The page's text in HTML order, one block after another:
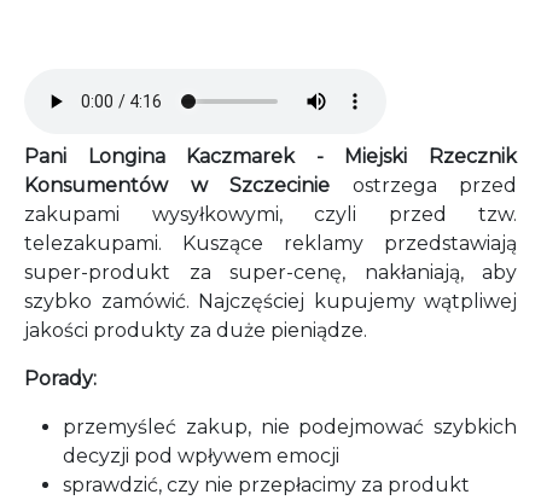
Pani Longina Kaczmarek - Miejski Rzecznik
Konsumentów w Szczecinie ostrzega przed
zakupami wysyłkowymi, czyli przed tzw.
telezakupami. Kuszące reklamy przedstawiają
super-produkt za super-cenę, nakłaniają, aby
szybko zamówić. Najczęściej kupujemy wątpliwej
jakości produkty za duże pieniądze.
Porady:
przemyśleć zakup, nie podejmować szybkich
decyzji pod wpływem emocji
sprawdzić, czy nie przepłacimy za produkt